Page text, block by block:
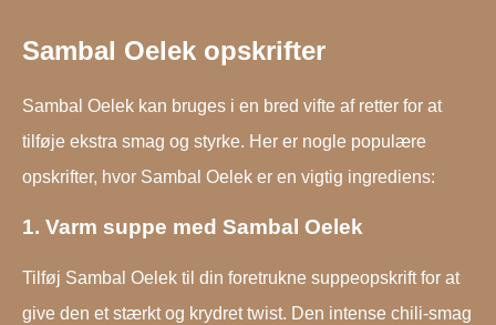
Sambal Oelek opskrifter
Sambal Oelek kan bruges i en bred vifte af retter for at
tilføje ekstra smag og styrke. Her er nogle populære
opskrifter, hvor Sambal Oelek er en vigtig ingrediens:
1. Varm suppe med Sambal Oelek
Tilføj Sambal Oelek til din foretrukne suppeopskrift for at
give den et stærkt og krydret twist. Den intense chili-smag